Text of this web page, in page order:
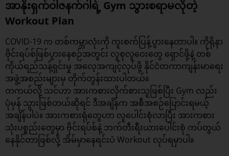
အာနိုးရှက်ဝါဇနက်ဂါရဲ့ Gym သွားစရာမလိုတဲ့
Workout Plan
COVID-19 က တစ်ကမ္ဘာလုံးကို ကူးစက်ပြန့်ပွားနေတာပါ။ ကိုရိုနာ
ဗိုင်းရပ်စ်ဖြစ်ပွားနေစဉ်အတွင်း လူစုလူဝေးတွေ ရှောင်ဖို့နဲ့ တစ်
ကိုယ်ရည်သန့်ရှင်းမှု အလေ့အကျင့်လုပ်ဖို့ နိုင်ငံတကာကျန်းမာရေး
အဖွဲ့အစည်းများမှ တိုက်တွန်းထားပါတယ်။
တကယ်လို့ သင်ဟာ အားကစားလိုက်စားသူဖြစ်ပြီး Gym လည်း
ပုံမှန် သွားဖြစ်တယ်ဆိုရင် ဒီအချိန်က အစီအစဉ်ပြောင်းရမယ့်
အချိန်ပါပဲ။ အားကစားရုံတွေဟာ လူပေါင်းစုံလာပြီး အားကစား
သုံးပစ္စည်းတွေမှာ ဗိုင်းရပ်စ်နဲ့ ဘက်တီးရီးယားပေါင်းစုံ ကပ်တွယ်
နေနိုင်တာဖြစ်လို့ အိမ်မှာနေရင်းပဲ Workout လုပ်ရမှာပါ။